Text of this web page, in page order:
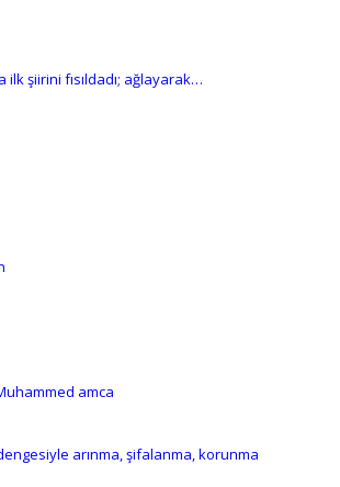
şiirini fısıldadı; ağlayarak…
amca
arınma, şifalanma, korunma